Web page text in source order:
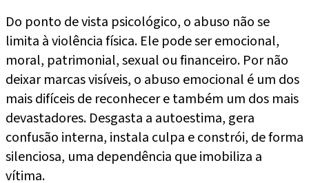
Do ponto de vista psicológico, o abuso não se
limita à violência física. Ele pode ser emocional,
moral, patrimonial, sexual ou financeiro. Por não
deixar marcas visíveis, o abuso emocional é um dos
mais difíceis de reconhecer e também um dos mais
devastadores. Desgasta a autoestima, gera
confusão interna, instala culpa e constrói, de forma
silenciosa, uma dependência que imobiliza a
vítima.